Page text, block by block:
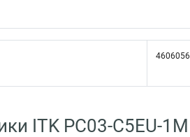
ITK PC03-C5EU-1M